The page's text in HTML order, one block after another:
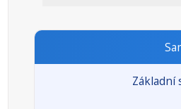
Základní